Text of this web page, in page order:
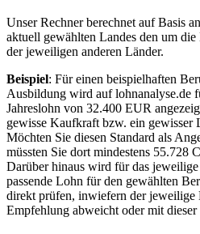
Unser Rechner berechnet auf Basis
aktuell gewählten Landes den um
der jeweiligen anderen Länder.
Beispiel: Für einen beispielhaften
Ausbildung wird auf lohnanalyse.de
Jahreslohn von 32.400 EUR
gewisse Kaufkraft bzw. ein gewisser
Möchten Sie diesen Standard als
müssten Sie dort mindestens 55.728
Darüber hinaus wird für das
passende Lohn für den gewählten
direkt prüfen, inwiefern der jeweilige
Empfehlung abweicht oder mit dieser